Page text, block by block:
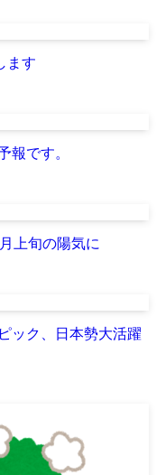
ます
報です。
上旬の陽気に
ック、日本勢大活躍